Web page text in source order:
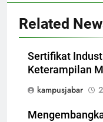
Related
Sertifikat
Keterampilan
kampusjabar